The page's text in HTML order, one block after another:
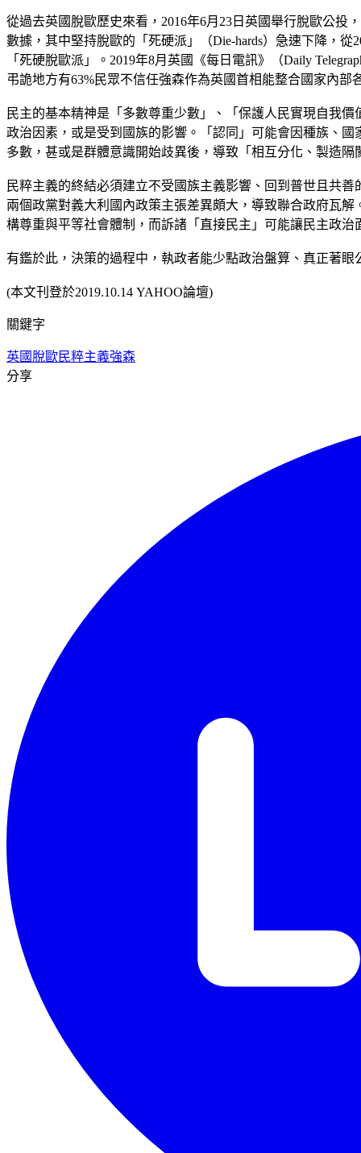
從過去英國脫歐歷史來看，2016年6月23日英國舉行脫歐公投
數據，其中堅持脫歐的「死硬派」（Die-hards）急速下降，從
「死硬脫歐派」。2019年8月英國《每日電訊》（Daily
弔詭地方有63%民眾不信任強森作為英國首相能整合國家內
民主的基本精神是「多數尊重少數」、「保護人民實現自我
政治因素，或是受到國族的影響。「認同」可能會因種族、
多數，甚或是群體意識開始歧異後，導致「相互分化、製造
民粹主義的終結必須建立不受國族主義影響、回到普世且共
兩個政黨對義大利國內政策主張差異頗大，導致聯合政府瓦
構尊重與平等社會體制，而訴諸「直接民主」可能讓民主政
有鑑於此，決策的過程中，執政者能少點政治盤算、真正著
(本文刊登於2019.10.14 YAHOO論壇)
關鍵字
英國脫歐民粹主義強森
分享